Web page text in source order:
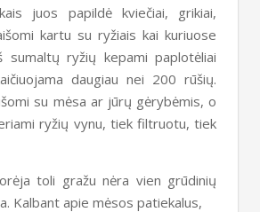
juos papildė kviečiai, grikiai,
kartu su ryžiais kai kuriuose
sumaltų ryžių kepami paplotėliai
daugiau nei 200 rūšių.
su mėsa ar jūrų gėrybėmis, o
ryžių vynu, tiek filtruotu, tiek
toli gražu nėra vien grūdinių
Kalbant apie mėsos patiekalus,